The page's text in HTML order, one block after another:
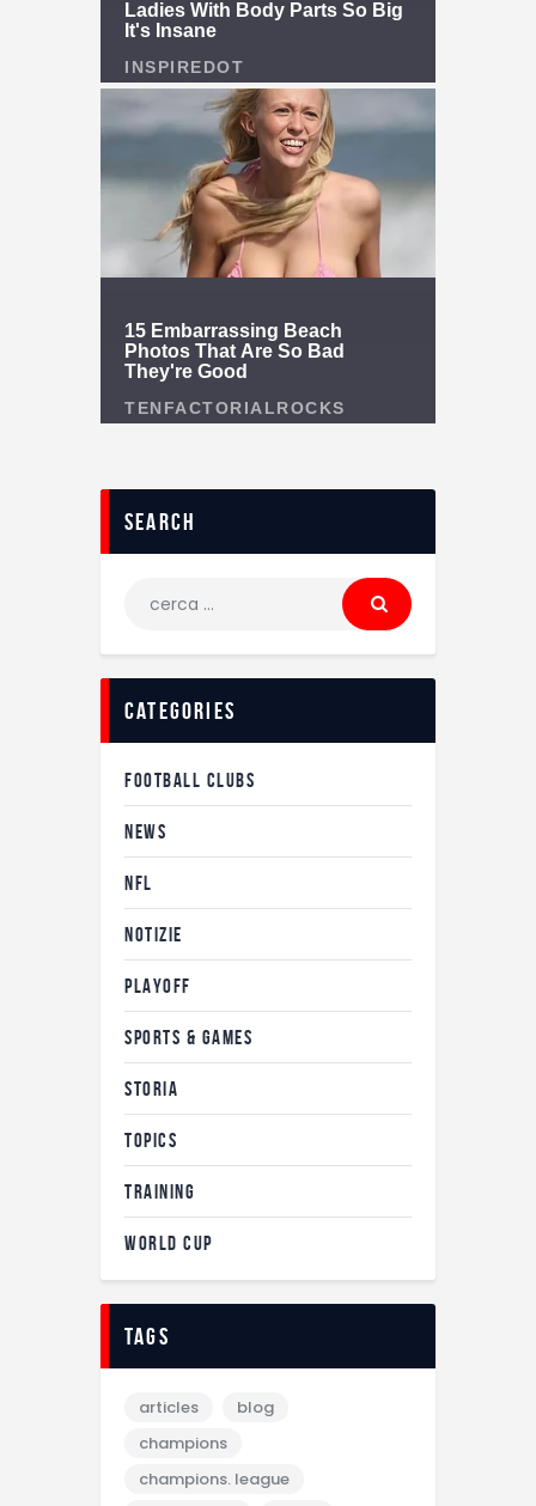
search
per:
categories
FOOTBALL CLUBS
NEWS
NFL
NOTIZIE
PLAYOFF
SPORTS & GAMES
STORIA
TOPICS
TRAINING
WORLD CUP
tags
articles
blog
champions
champions. league